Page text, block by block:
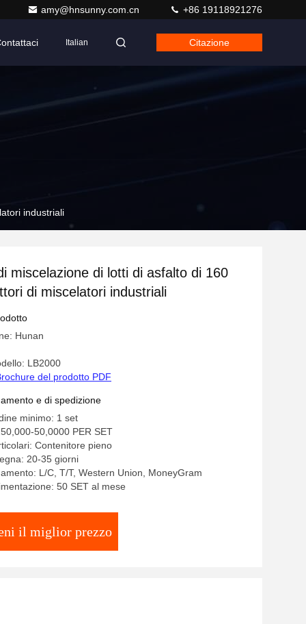
amy@hnsunny.com.cn +86 19118921276
Italian Citazione
industriali
miscelazione di lotti di asfalto di 160
di miscelatori industriali
Hunan
LB2000
del prodotto PDF
e di spedizione
minimo: 1 set
50,0000 PER SET
Contenitore pieno
20-35 giorni
L/C, T/T, Western Union, MoneyGram
50 SET al mese
il miglior prezzo